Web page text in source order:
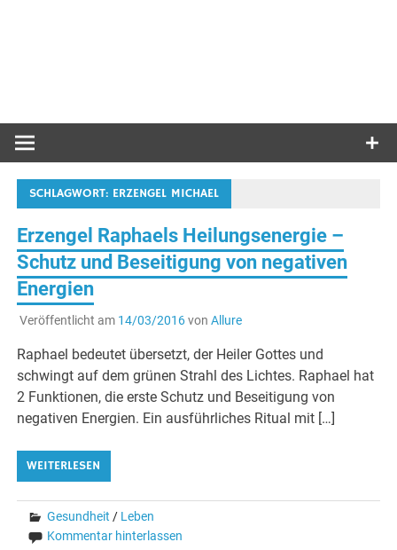
SCHLAGWORT: ERZENGEL MICHAEL
Erzengel Raphaels Heilungsenergie –
Schutz und Beseitigung von negativen
Energien
Veröffentlicht am 14/03/2016von Allure
Raphael bedeutet übersetzt, der Heiler Gottes und
schwingt auf dem grünen Strahl des Lichtes. Raphael hat
2 Funktionen, die erste Schutz und Beseitigung von
negativen Energien. Ein ausführliches Ritual mit […]
WEITERLESEN
Gesundheit / Leben
Kommentar hinterlassen